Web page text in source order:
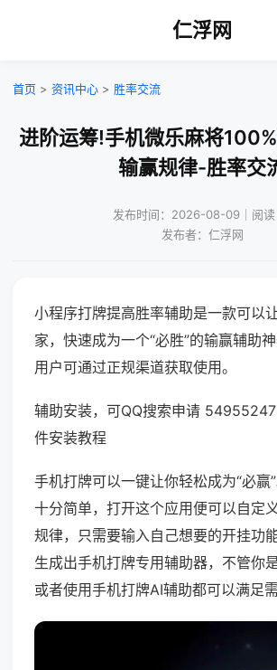
仁浮网
首页 > 资讯中心 > 胜率交流
进阶运筹!手机微乐麻将100%
输赢规律-胜率交
发布时间：2026-08-09｜阅读
发布者：仁浮网
小程序打牌提高胜率辅助是一款可以
家，快速成为一个“必胜”的输赢辅助
用户可通过正规渠道获取使用。
辅助安装，可QQ搜索申请
件安装教程
手机打牌可以一键让你轻松成为“必赢
十分简单，打开这个应用便可以自定
规律，只需要输入自己想要的开挂功
生成出手机打牌专用辅助器，不管你
或者使用手机打牌AI辅助都可以满足需